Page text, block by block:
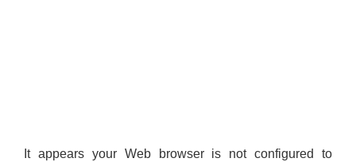
It appears your Web browser is not configured to